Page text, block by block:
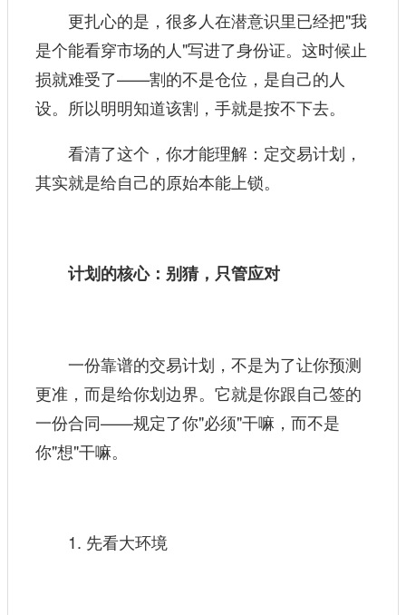
更扎心的是，很多人在潜意识里已经把"我
是个能看穿市场的人"写进了身份证。这时候止
损就难受了——割的不是仓位，是自己的人
设。所以明明知道该割，手就是按不下去。
看清了这个，你才能理解：定交易计划，
其实就是给自己的原始本能上锁。
计划的核心：别猜，只管应对
一份靠谱的交易计划，不是为了让你预测
更准，而是给你划边界。它就是你跟自己签的
一份合同——规定了你"必须"干嘛，而不是
你"想"干嘛。
1. 先看大环境